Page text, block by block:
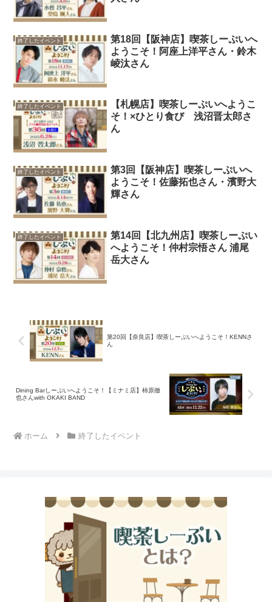
終了したイベント
第18回【阪神店】喫茶しーぷいへ
ようこそ！阿座上洋平さん・鈴木
崚汰さん
終了したイベント
【札幌店】喫茶しーぷいへようこ
そ！×ひとり食び 浅沼晋太郎さ
ん
終了したイベント
第3回【阪神店】喫茶しーぷいへ
ようこそ！佐藤拓也さん・濱野大
輝さん
終了したイベント
第14回【北九州店】喫茶しーぷい
へようこそ！仲村宗悟さん 浦尾
岳大さん
第20回【奈良店】喫茶しーぷいへようこそ！KENNさ
ん
Dining Barしーぷいへようこそ！【ミナミ店】柿原徹
也さんwith OKAKI BAND
ホーム 終了したイベント